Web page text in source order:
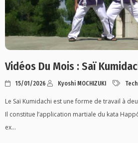
Vidéos Du Mois : Saï
15/01/2026 Kyoshi MOCHIZUKI
Le Saï Kumidachi est une forme de travail à
Il constitue l’application martiale du kata
ex...